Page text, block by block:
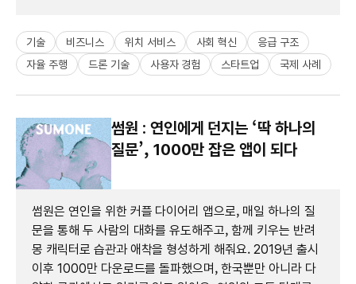
기술 비즈니스 위치 서비스 사회 혁신
응급 구조
자율 주행
드론 기술 사용자 경험 스타트업 국제 사례
썸원 : 연인에게 던지는 ‘딱 하나의
질문’, 1000만 잡은 앱이 되다
썸원은 연인을 위한 커플 다이어리 앱으로, 매일 하나의 질
문을 통해 두 사람의 대화를 유도해주고, 함께 키우는 반려
몽 캐릭터로 습관과 애착을 형성하게 해줘요. 2019년 출시
이후 1000만 다운로드를 돌파했으며, 한국뿐만 아니라 다